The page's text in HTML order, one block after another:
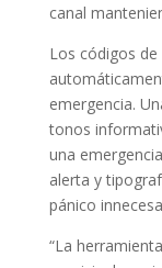
canal
Los códigos
emergencia.
tonos
una
alerta y
pánico
“La